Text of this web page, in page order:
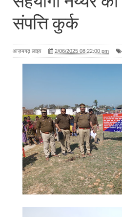
संपत्ति कुर्क
आज़मगढ़ लाइव 2/06/2025 08:22:00 pm